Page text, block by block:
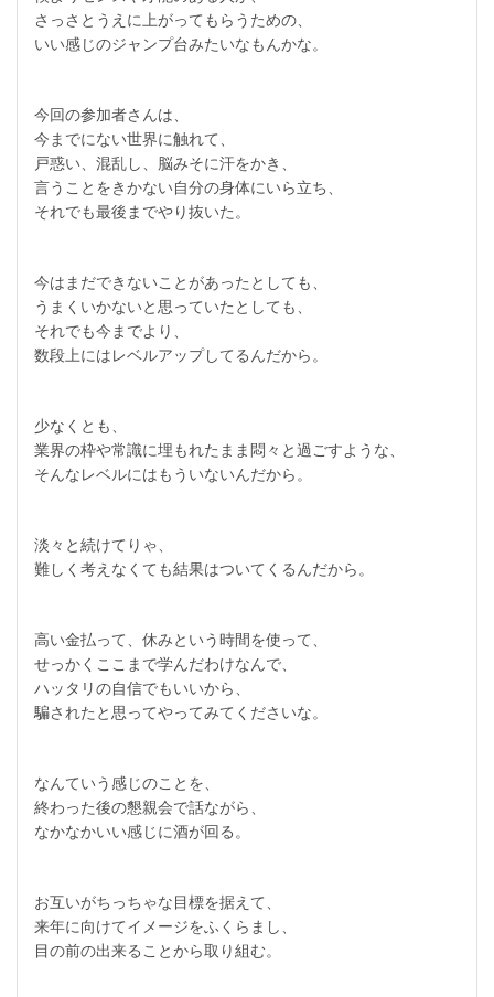
さっさとうえに上がってもらうための、
いい感じのジャンプ台みたいなもんかな。
今回の参加者さんは、
今までにない世界に触れて、
戸惑い、混乱し、脳みそに汗をかき、
言うことをきかない自分の身体にいら立ち、
それでも最後までやり抜いた。
今はまだできないことがあったとしても、
うまくいかないと思っていたとしても、
それでも今までより、
数段上にはレベルアップしてるんだから。
少なくとも、
業界の枠や常識に埋もれたまま悶々と過ごすような、
そんなレベルにはもういないんだから。
淡々と続けてりゃ、
難しく考えなくても結果はついてくるんだから。
高い金払って、休みという時間を使って、
せっかくここまで学んだわけなんで、
ハッタリの自信でもいいから、
騙されたと思ってやってみてくださいな。
なんていう感じのことを、
終わった後の懇親会で話ながら、
なかなかいい感じに酒が回る。
お互いがちっちゃな目標を据えて、
来年に向けてイメージをふくらまし、
目の前の出来ることから取り組む。